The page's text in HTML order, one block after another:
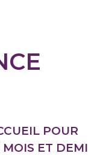
POUR
MOIS ET DEMI